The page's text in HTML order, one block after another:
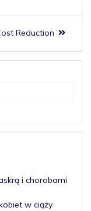
Reduction
i chorobami
w ciąży